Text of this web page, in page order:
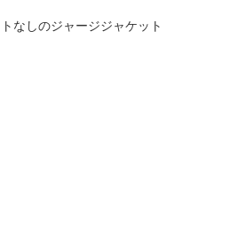
なしのジャージジャケット